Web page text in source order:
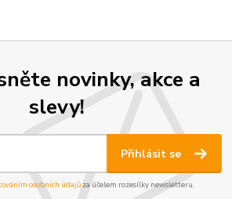
novinky, akce a
slevy!
Přihlásit se
osobních údajůza účelem rozesílky newsletteru.